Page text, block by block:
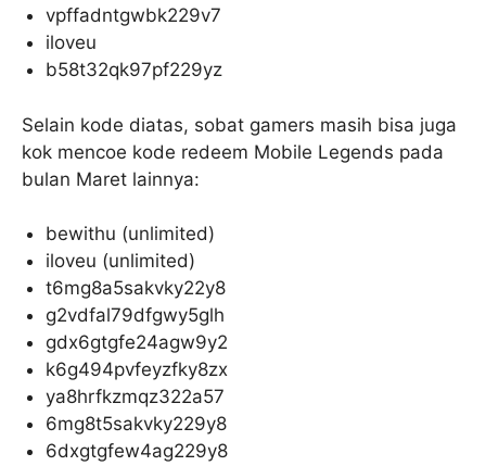
vpffadntgwbk229v7
iloveu
b58t32qk97pf229yz
Selain kode diatas, sobat gamers masih bisa juga
kok mencoe kode redeem Mobile Legends pada
bulan Maret lainnya:
bewithu (unlimited)
iloveu (unlimited)
t6mg8a5sakvky22y8
g2vdfal79dfgwy5glh
gdx6gtgfe24agw9y2
k6g494pvfeyzfky8zx
ya8hrfkzmqz322a57
6mg8t5sakvky229y8
6dxgtgfew4ag229y8